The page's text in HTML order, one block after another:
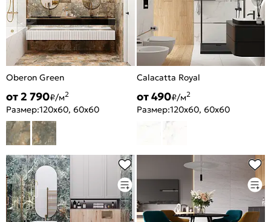
Oberon Green
от 2 790₽/м2
Размер:120x60, 60x60
Calacatta Royal
от 490₽/м2
Размер:120x60, 60x60